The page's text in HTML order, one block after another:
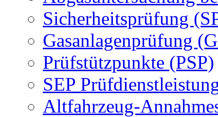
Sicherheitsprüfung
Gasanlagenprüfung
Prüfstützpunkte (PSP)
SEP
Altfahrzeug-